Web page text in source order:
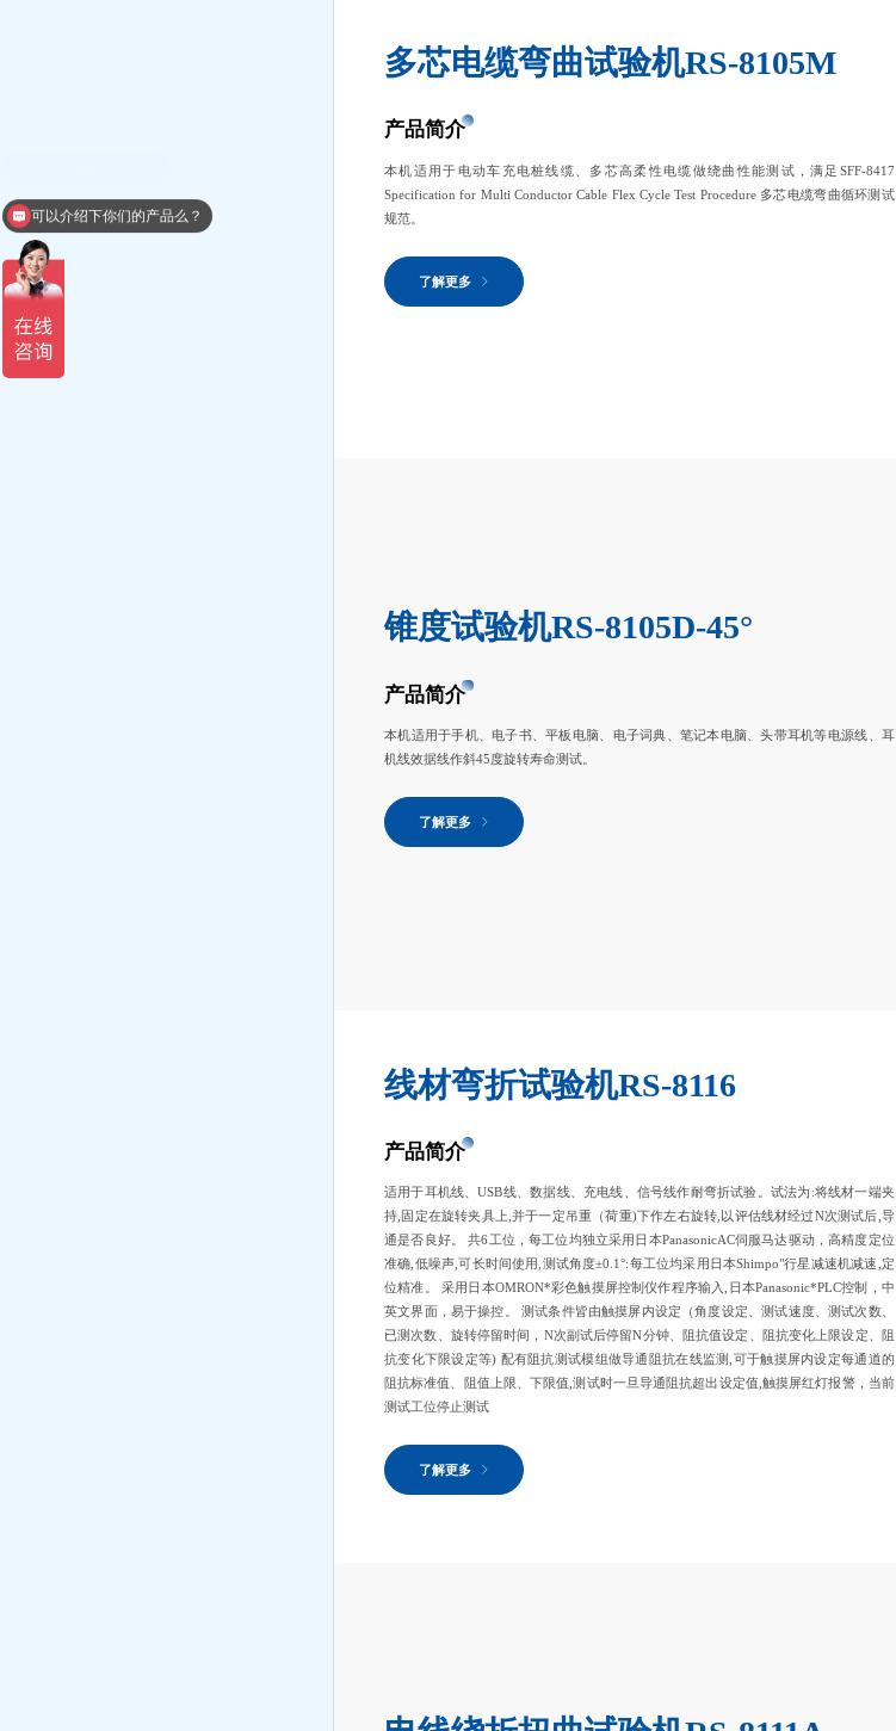
多芯电缆弯曲试验机RS-8105M
产品简介
本机适用于电动车充电桩线缆、多芯高柔性电缆做绕曲性能测试，满足SFF-8417
Specification for Multi Conductor Cable Flex Cycle Test Procedure 多芯电缆弯曲循环测试
规范。
了解更多
锥度试验机RS-8105D-45°
产品简介
本机适用于手机、电子书、平板电脑、电子词典、笔记本电脑、头带耳机等电源线、耳
机线效据线作斜45度旋转寿命测试。
了解更多
线材弯折试验机RS-8116
产品简介
适用于耳机线、USB线、数据线、充电线、信号线作耐弯折试验。试法为:将线材一端夹
持,固定在旋转夹具上,并于一定吊重（荷重)下作左右旋转,以评估线材经过N次测试后,导
通是否良好。 共6工位，每工位均独立采用日本PanasonicAC伺服马达驱动，高精度定位
准确,低噪声,可长时间使用,测试角度±0.1°:每工位均采用日本Shimpo"行星减速机减速,定
位精准。 采用日本OMRON*彩色触摸屏控制仪作程序输入,日本Panasonic*PLC控制，中
英文界面，易于操控。 测试条件皆由触摸屏内设定（角度设定、测试速度、测试次数、
已测次数、旋转停留时间，N次副试后停留N分钟、阻抗值设定、阻抗变化上限设定、阻
抗变化下限设定等) 配有阻抗测试模组做导通阻抗在线监测,可于触摸屏内设定每通道的
阻抗标准值、阻值上限、下限值,测试时一旦导通阻抗超出设定值,触摸屏红灯报警，当前
测试工位停止测试
了解更多
可以介绍下你们的产品么？